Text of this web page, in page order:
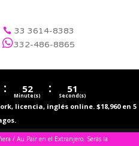
 33 3614-8383
332-486-8865

: 52
Minute(s) : 51
Second(s)
licencia, inglés online. $18,960 en 5
/ Au Pair en el Extranjero. Serás la